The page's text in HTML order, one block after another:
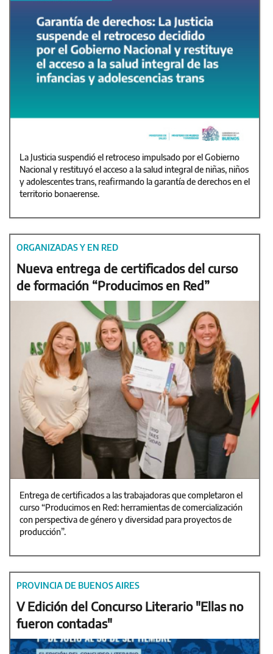
La Justicia suspendió el retroceso impulsado por el Gobierno
Nacional y restituyó el acceso a la salud integral de niñas, niños
y adolescentes trans, reafirmando la garantía de derechos en el
territorio bonaerense.
ORGANIZADAS Y EN RED
Nueva entrega de certificados del curso
de formación “Producimos en Red”
Entrega de certificados a las trabajadoras que completaron el
curso “Producimos en Red: herramientas de comercialización
con perspectiva de género y diversidad para proyectos de
producción”.
PROVINCIA DE BUENOS AIRES
V Edición del Concurso Literario "Ellas no
fueron contadas"